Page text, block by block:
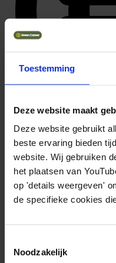
Toestemming
Deze website maakt
Deze website gebruikt
beste ervaring bieden
website. Wij gebruiken
het plaatsen van
op 'details weergeven'
de specifieke cookies
Noodzakelijk
47.952 ~ 63.504
Solliciteer direct